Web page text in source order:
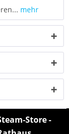
mehr
Store -